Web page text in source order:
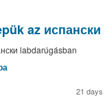
az
labdarúgásban
21